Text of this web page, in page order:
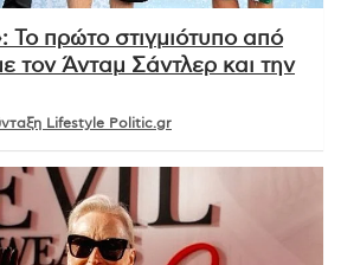
Το πρώτο στιγμιότυπο από
τον Άνταμ Σάντλερ και την
Lifestyle Politic.gr